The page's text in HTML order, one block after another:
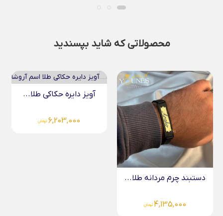
محصولاتی که شاید بپسندید
دستبند چرم مردانه طلا...
4,135,000 تومان
آویز دایره حکاکی طلا...
6,203,000 تومان